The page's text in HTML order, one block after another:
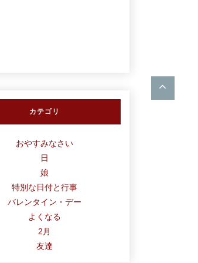
カテゴリ
おやすみなさい
日
娘
特別な日付と行事
バレンタイン・デー
よくなる
2月
友達